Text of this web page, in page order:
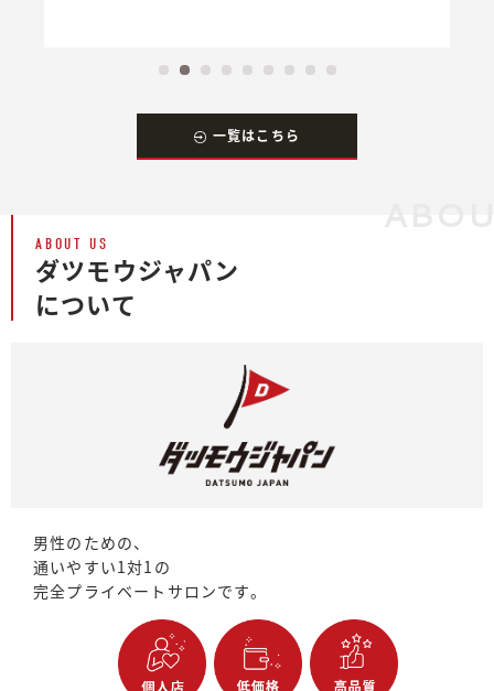
一覧はこちら
ABOUT US
ダツモウジャパン
について
男性のための、
通いやすい1対1の
完全プライベートサロンです。